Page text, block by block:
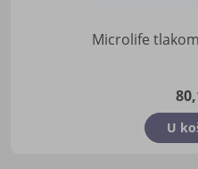
Microlife
U